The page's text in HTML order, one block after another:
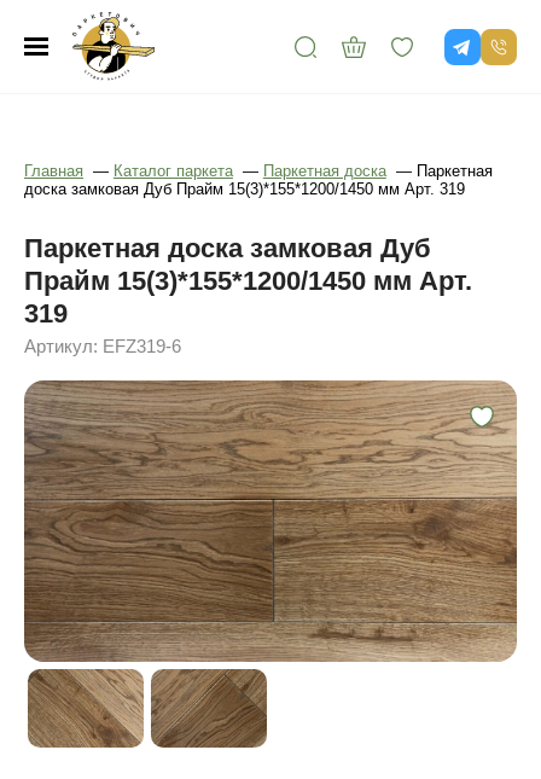
Главная — Каталог паркета — Паркетная доска — Паркетная
доска замковая Дуб Прайм 15(3)*155*1200/1450 мм Арт. 319
Паркетная доска замковая Дуб
Прайм 15(3)*155*1200/1450 мм Арт.
319
Артикул: EFZ319-6